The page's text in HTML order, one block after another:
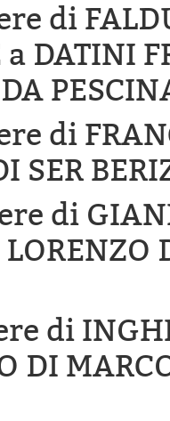
di
a DATINI
di
SER
di
di
DI